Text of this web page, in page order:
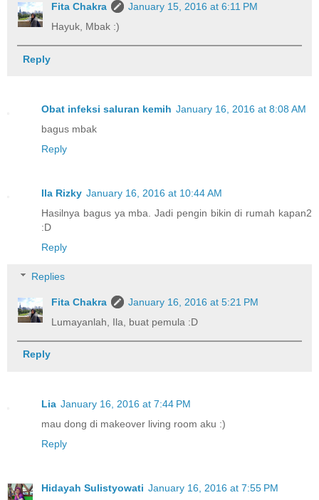
Fita Chakra
January 15, 2016 at 6:11 PM
Hayuk, Mbak :)
Reply
Obat infeksi saluran kemih January 16, 2016 at 8:08 AM
bagus mbak
Reply
Ila Rizky January 16, 2016 at 10:44 AM
Hasilnya bagus ya mba. Jadi pengin bikin di rumah kapan2
:D
Reply
Replies
Fita Chakra
January 16, 2016 at 5:21 PM
Lumayanlah, Ila, buat pemula :D
Reply
Lia January 16, 2016 at 7:44 PM
mau dong di makeover living room aku :)
Reply
Hidayah Sulistyowati January 16, 2016 at 7:55 PM